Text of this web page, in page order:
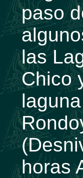
paso
las
Chico
horas